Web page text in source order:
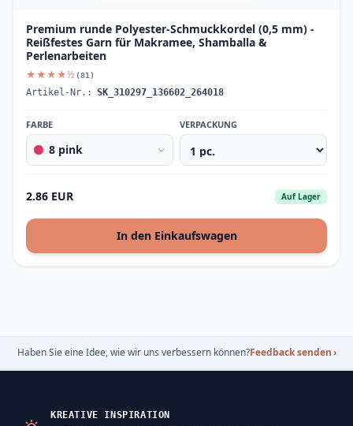
Premium runde Polyester-Schmuckkordel (0,5 mm) -
Reißfestes Garn für Makramee, Shamballa &
Perlenarbeiten
★★★★½ (81)
Artikel-Nr.: SK_310297_136602_264018
FARBE
8 pink
VERPACKUNG
2.86 EUR Auf Lager
In den Einkaufswagen
Haben Sie eine Idee, wie wir uns verbessern können?Feedback senden›
KREATIVE INSPIRATION